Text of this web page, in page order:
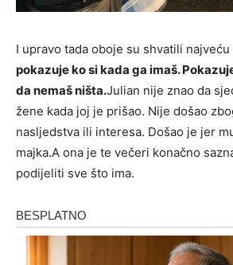
I upravo tada oboje su shvatili
pokazuje ko si kada ga imaš.
da nemaš ništa.Julian nije znao da
žene kada joj je prišao. Nije došao
nasljedstva ili interesa. Došao je jer
majka.A ona je te večeri konačno
podijeliti sve što ima.